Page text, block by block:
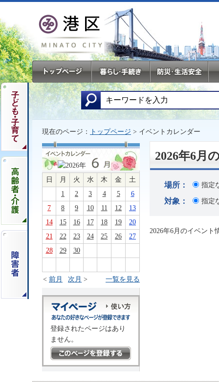
現在のページ： トップページ > イベントカレンダー
日 月 火 水 木 金
土
1
2 3 4 5
6
7
8 9 10 11 12
13
14
15 16 17 18 19
20
21
22 23 24 25 26
27
28
29 30
< 前月 次月 > 一覧を見る
登録されたページはあり
ません。
2026年6月
場所： 指定
対象： 指定
2026年6月のイベント